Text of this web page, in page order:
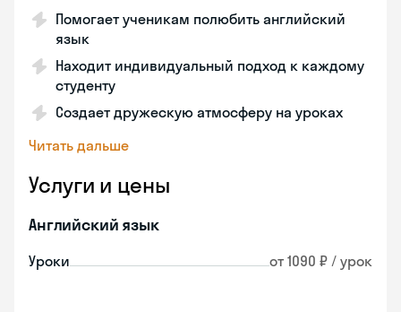
Помогает ученикам полюбить английский
язык
Находит индивидуальный подход к каждому
студенту
Создает дружескую атмосферу на уроках
Читать дальше
Услуги и цены
Английский язык
Уроки от 1090 ₽ / урок